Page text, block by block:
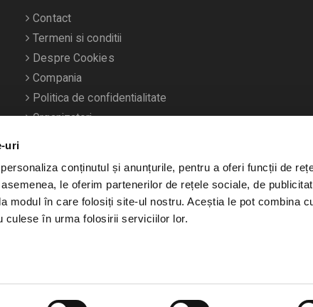
uri
conținutul și anunțurile, pentru a oferi funcții de
le oferim partenerilor de rețele sociale, de
modul în care folosiți site-ul nostru. Aceștia le pot combina
culese în urma folosirii serviciilor lor.
Contact
Termeni si conditii
Despre Cookies
Compania
Politica de confidentialitate
Organizatori